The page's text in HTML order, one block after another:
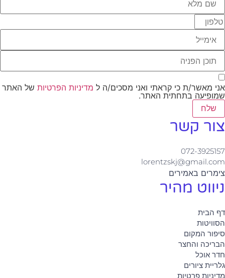
אני מאשר/ת כי קראתי ואני מסכים/ה ל מדיניות הפרטיות של האתר
שמופיעה בתחתית האתר.
שלח
צור קשר
072-3925157
lorentzskj@gmail.com
צימרים באמירים
ניווט מהיר
דף הבית
הסוויטות
סיפור המקום
הבריכה והחצר
חדר אוכל
גלריית ציורים
מדיניות פרטיות